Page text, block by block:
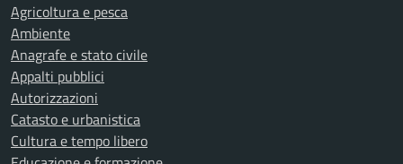
Agricoltura e pesca
Ambiente
Anagrafe e stato civile
Appalti pubblici
Autorizzazioni
Catasto e urbanistica
Cultura e tempo libero